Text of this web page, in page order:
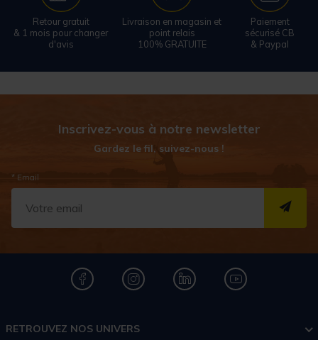
Retour gratuit
& 1 mois pour changer
d'avis
Livraison en magasin et
point relais
100% GRATUITE
Paiement
sécurisé CB
& Paypal
Inscrivez-vous à notre newsletter
Gardez le fil, suivez-nous !
* Email
RETROUVEZ NOS UNIVERS